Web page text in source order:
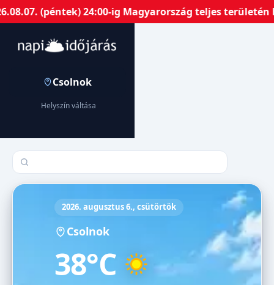
24:00-ig Magyarország teljes területén
Csolnok
Helyszín váltása
Település keresése
2026. augusztus 6., csütörtök
Csolnok
38°C